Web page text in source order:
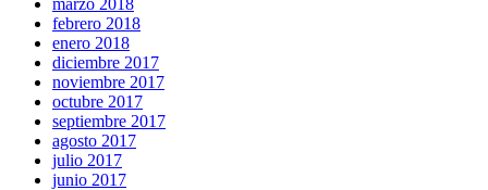
marzo 2018
febrero 2018
enero 2018
diciembre 2017
noviembre 2017
octubre 2017
septiembre 2017
agosto 2017
julio 2017
junio 2017